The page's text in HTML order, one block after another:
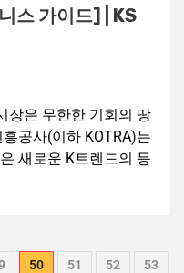
스 가이드] | KS
장은 무한한 기회의 땅
공사(이하 KOTRA)는
새로운 K트렌드의 등
50 51 52
53